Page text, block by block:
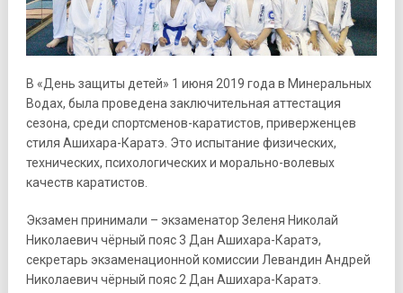
В «День защиты детей» 1 июня 2019 года в Минеральных
Водах, была проведена заключительная аттестация
сезона, среди спортсменов-каратистов, приверженцев
стиля Ашихара-Каратэ. Это испытание физических,
технических, психологических и морально-волевых
качеств каратистов.
Экзамен принимали – экзаменатор Зеленя Николай
Николаевич чёрный пояс 3 Дан Ашихара-Каратэ,
секретарь экзаменационной комиссии Левандин Андрей
Николаевич чёрный пояс 2 Дан Ашихара-Каратэ.